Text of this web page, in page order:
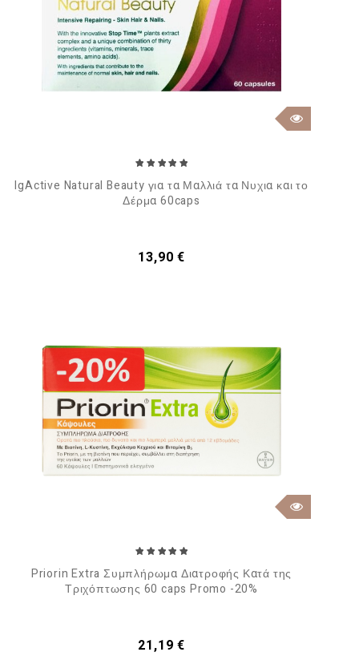
IgActive Natural Beauty για τα Μαλλιά τα Νυχια και το
Δέρμα 60caps
Τιμή
13,90 €
Priorin Extra Συμπλήρωμα Διατροφής Κατά της
Τριχόπτωσης 60 caps Promo -20%
Τιμή
21,19 €